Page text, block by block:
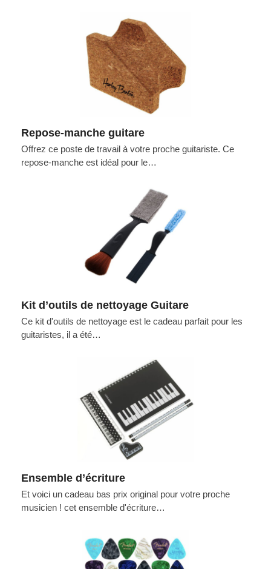
Repose-manche guitare
Offrez ce poste de travail à votre proche guitariste. Ce
repose-manche est idéal pour le…
Kit d’outils de nettoyage Guitare
Ce kit d'outils de nettoyage est le cadeau parfait pour les
guitaristes, il a été…
Ensemble d’écriture
Et voici un cadeau bas prix original pour votre proche
musicien ! cet ensemble d'écriture…